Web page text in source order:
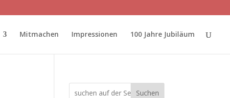
Mitmachen Impressionen 100 Jahre Jubiläum
Suchen